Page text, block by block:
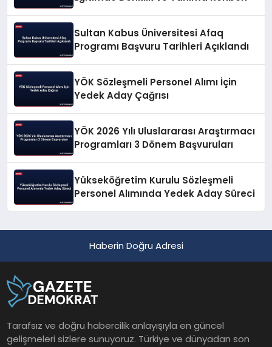
Sultan Kabus Üniversitesi Afaq
Programı Başvuru Tarihleri Açıklandı
YÖK Sözleşmeli Personel Alımı İçin
Yedek Aday Çağrısı
YÖK 2026 Yılı Uluslararası Araştırmacı
Programları 3 Dönem Başvuruları
Yükseköğretim Kurulu Sözleşmeli
Personel Alımında Yedek Aday Süreci
Haberin Doğru Adresi
Tarafsız ve doğru habercilik anlayışıyla en güncel
gelişmeleri sizlere sunuyoruz. Türkiye ve dünyadan son